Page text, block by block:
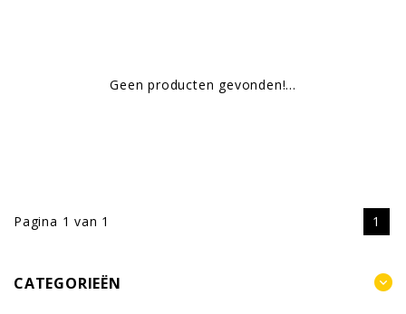
Geen producten gevonden!...
Pagina 1 van 1 1
CATEGORIEËN